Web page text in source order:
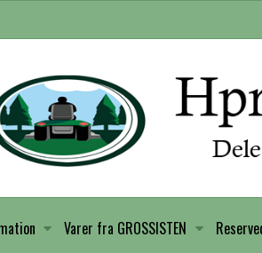
Varer fra GROSSISTEN